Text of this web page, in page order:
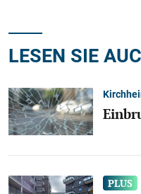
LESEN SIE